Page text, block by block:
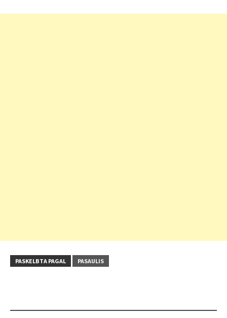
PASKELBTA PAGAL PASAULIS